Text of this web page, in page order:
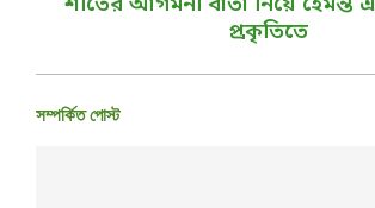
প্রকৃতিতে
সম্পর্কিত পোস্ট